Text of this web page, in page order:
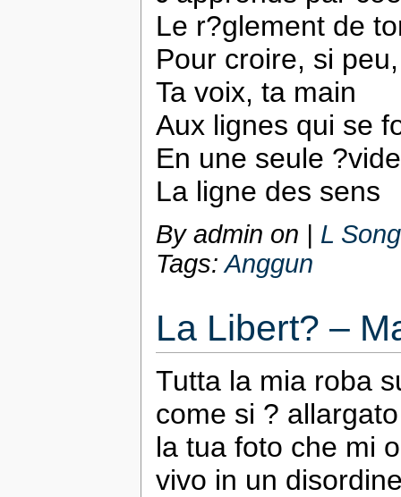
Le r?glement de
Pour croire, si
Ta voix, ta main
Aux lignes qui se
En une seule
La ligne des sens
By admin on | L
Tags:Anggun
La Libert? –
Tutta la mia roba
come si ?
la tua foto che mi
vivo in un